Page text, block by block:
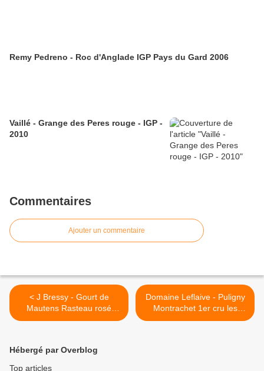
Remy Pedreno - Roc d'Anglade IGP Pays du Gard 2006
Vaillé - Grange des Peres rouge - IGP -
2010
Commentaires
Ajouter un commentaire
< J Bressy - Gourt de
Mautens Rasteau rosé
2006
Domaine Leflaive - Puligny
Montrachet 1er cru les
combettes 2002 >
Hébergé par Overblog
Top articles